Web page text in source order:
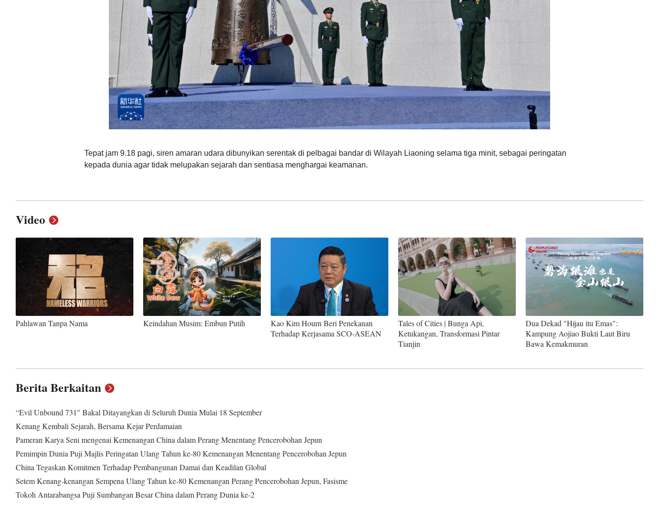
Tepat jam 9.18 pagi, siren amaran udara dibunyikan serentak di pelbagai bandar di Wilayah Liaoning selama tiga minit, sebagai peringatan
kepada dunia agar tidak melupakan sejarah dan sentiasa menghargai keamanan.
Video
Pahlawan Tanpa Nama Keindahan Musim: Embun Putih
Kao Kim Hourn Beri Penekanan
Terhadap Kerjasama SCO-ASEAN
Tales of Cities | Bunga Api,
Ketukangan, Transformasi Pintar
Tianjin
Dua Dekad "Hijau itu Emas":
Kampung Aojiao Bukti Laut Biru
Bawa Kemakmuran
Berita Berkaitan
“Evil Unbound 731" Bakal Ditayangkan di Seluruh Dunia Mulai 18 September
Kenang Kembali Sejarah, Bersama Kejar Perdamaian
Pameran Karya Seni mengenai Kemenangan China dalam Perang Menentang Pencerobohan Jepun
Pemimpin Dunia Puji Majlis Peringatan Ulang Tahun ke-80 Kemenangan Menentang Pencerobohan Jepun
China Tegaskan Komitmen Terhadap Pembangunan Damai dan Keadilan Global
Setem Kenang-kenangan Sempena Ulang Tahun ke-80 Kemenangan Perang Pencerobohan Jepun, Fasisme
Tokoh Antarabangsa Puji Sumbangan Besar China dalam Perang Dunia ke-2